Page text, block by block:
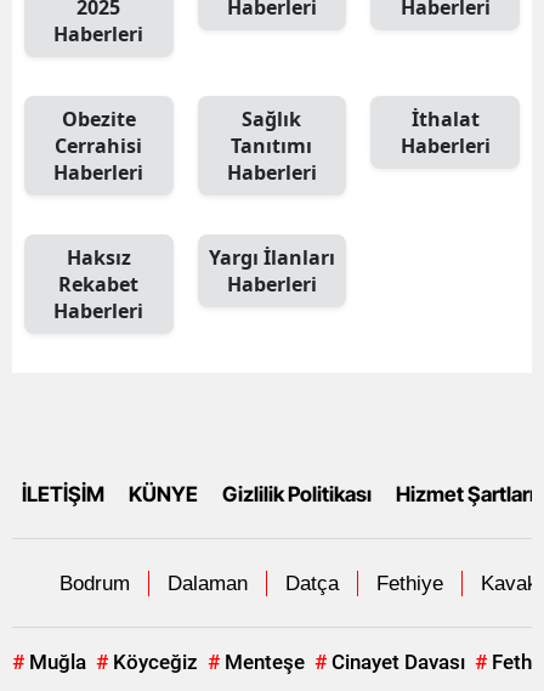
2025
Haberleri
Haberleri
Haberleri
Obezite
Cerrahisi
Haberleri
Sağlık
Tanıtımı
Haberleri
İthalat
Haberleri
Haksız
Rekabet
Haberleri
Yargı İlanları
Haberleri
İLETİŞİM KÜNYE Gizlilik Politikası Hizmet Şartları
Bodrum Dalaman Datça Fethiye
# Muğla # Köyceğiz # Menteşe # Cinayet Davası #